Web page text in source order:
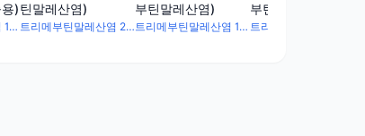
)
트리메부틴말레산염 100mg
틴말레산염)
트리메부틴말레산염 200mg
부틴말레산염)
트리메부틴말레산염 100mg
부틴말레산염)(수출
명: MEBURATIN